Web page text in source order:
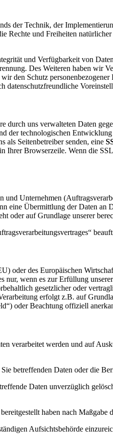
der Technik, der
und Freiheiten
und Verfügbarkeit von
Des Weiteren haben wir
den Schutz
datenschutzfreundliche
durch uns verwalteten Daten
der technologischen
als Seitenbetreiber senden, eine
Ihrer Browserzeile. Wenn die
und Unternehmen
eine Übermittlung der Daten
auf Grundlage unserer
oder des Europäischen
wenn es zur Erfüllung
gesetzlicher oder
erfolgt z.B. auf
oder Beachtung offiziell
verarbeitet werden und auf
betreffenden Daten oder die
Daten unverzüglich
haben nach
Aufsichtsbehörde